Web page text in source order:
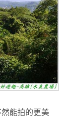
然能拍的更美